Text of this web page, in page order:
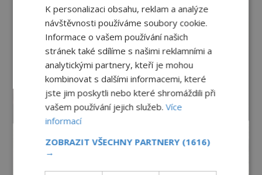
K personalizaci obsahu, reklam a analýze
návštěvnosti používáme soubory cookie.
Informace o vašem používání našich
stránek také sdílíme s našimi reklamními a
analytickými partnery, kteří je mohou
kombinovat s dalšími informacemi, které
jste jim poskytli nebo které shromáždili při
vašem používání jejich služeb.Více
informací
ZOBRAZIT VŠECHNY PARTNERY (1616)
→